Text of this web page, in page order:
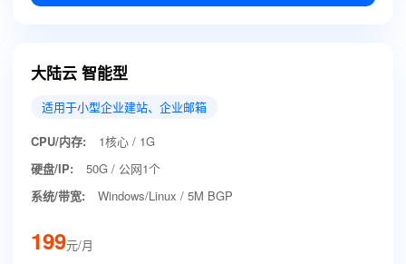
大陆云 智能型
适用于小型企业建站、企业邮箱
CPU/内存:
1核心 / 1G
硬盘/IP:
50G / 公网1个
系统/带宽:
Windows/Linux / 5M BGP
199元/月